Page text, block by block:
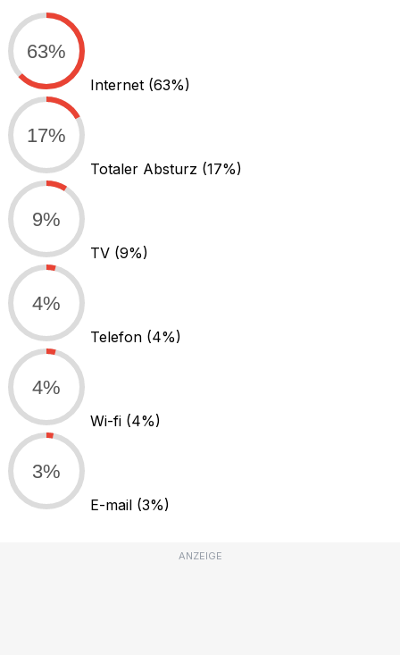
63%
Internet (63%)
17%
Totaler Absturz (17%)
9%
TV (9%)
4%
Telefon (4%)
4%
Wi-fi (4%)
3%
E-mail (3%)
ANZEIGE